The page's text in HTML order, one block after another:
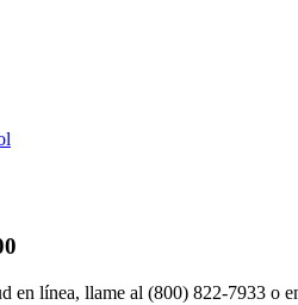
en línea, llame al (800) 822-7933 o